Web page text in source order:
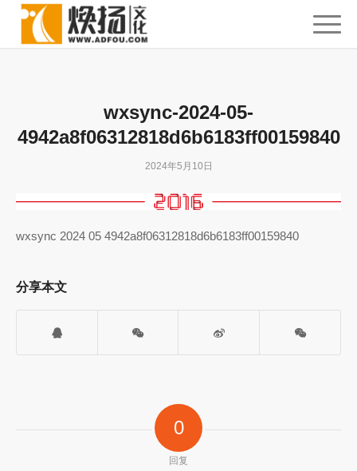
wxsync-2024-05-
4942a8f06312818d6b6183ff00159840
2024年5月10日
wxsync 2024 05 4942a8f06312818d6b6183ff00159840
分享本文
0
回复